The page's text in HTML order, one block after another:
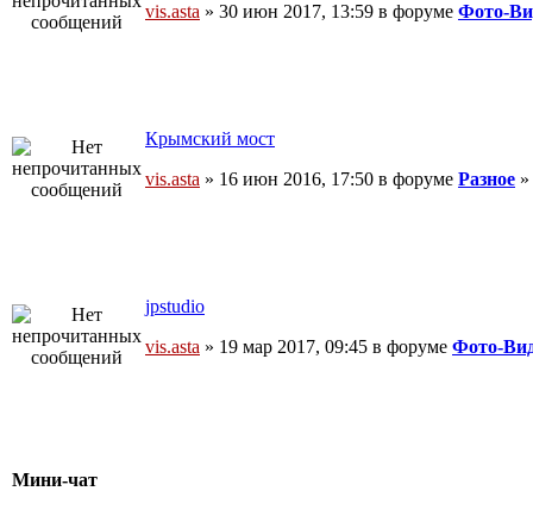
vis.asta » 30 июн 2017, 13:59 в форуме Фото-
Крымский мост
vis.asta » 16 июн 2016, 17:50 в форуме Разное »
jpstudio
vis.asta » 19 мар 2017, 09:45 в форуме Фото-
Мини-чат